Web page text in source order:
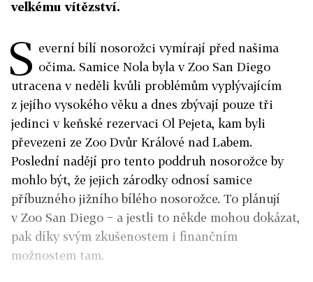
velkému vítězství.
S everní bílí nosorožci vymírají před našima
očima. Samice Nola byla v Zoo San Diego
utracena v neděli kvůli problémům vyplývajícím
z jejího vysokého věku a dnes zbývají pouze tři
jedinci v keňské rezervaci Ol Pejeta, kam byli
převezeni ze Zoo Dvůr Králové nad Labem.
Poslední nadějí pro tento poddruh nosorožce by
mohlo být, že jejich zárodky odnosí samice
příbuzného jižního bílého nosorožce. To plánují
v Zoo San Diego − a jestli to někde mohou dokázat,
pak díky svým zkušenostem i finančním
možnostem tam.